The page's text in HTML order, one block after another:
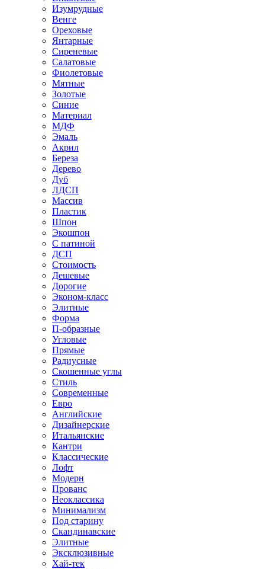
Изумрудные
Венге
Ореховые
Янтарные
Сиреневые
Салатовые
Фиолетовые
Мятные
Золотые
Синие
Материал
МДФ
Эмаль
Акрил
Береза
Дерево
Дуб
ЛДСП
Массив
Пластик
Шпон
Экошпон
С патиной
ДСП
Стоимость
Дешевые
Дорогие
Эконом-класс
Элитные
Форма
П-образные
Угловые
Прямые
Радиусные
Скошенные углы
Стиль
Современные
Евро
Английские
Дизайнерские
Итальянские
Кантри
Классические
Лофт
Модерн
Прованс
Неоклассика
Минимализм
Под старину
Скандинавские
Элитные
Эксклюзивные
Хай-тек